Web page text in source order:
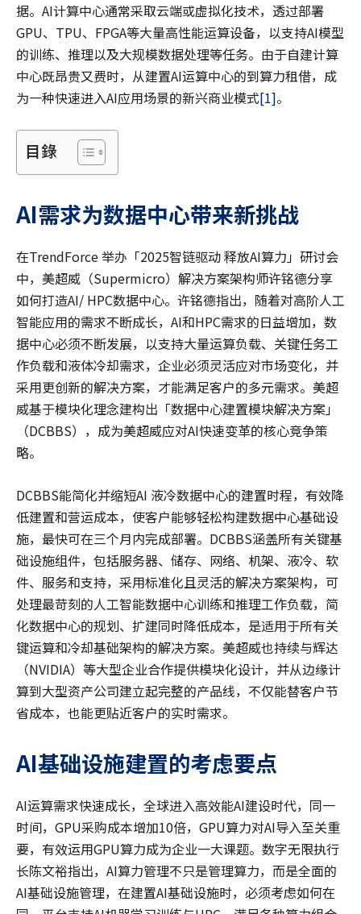
据。AI计算中心通常采取云端或虚拟化技术，透过部署
GPU、TPU、FPGA等大量高性能运算设备，以支持AI模型
的训练、推理以及大规模数据处理等任务。由于自建计算
中心既昂贵又费时，从建置AI运算中心的到算力租借，成
为一种快速进入AI应用场景的新兴商业模式[1]。
目錄
AI需求为数据中心带来新挑战
在TrendForce 举办「2025智链驱动 释放AI算力」研讨会
中，美超威（Supermicro）解决方案架构师许铭德分享
如何打造AI/ HPC数据中心。许铭德指出，随着对高阶人工
智能应用的需求不断成长，AI和HPC需求的日益增加，数
据中心必须不断发展，以支持大量运算负载、关键任务工
作负载和液体冷却需求，企业必须灵活应对市场变化，并
采用更创新的解决方案，才能满足客户的多元需求。美超
威基于模块化理念建构出「数据中心建置模块解决方案」
（DCBBS），成为美超威应对AI快速变革的核心竞争策
略。
DCBBS能简化并缩短AI 液冷数据中心的建置时程，有效降
低建置和营运成本，使客户能够轻松构建数据中心基础设
施，最快可在三个月内完成部署。DCBBS涵盖所有关键基
础设施组件，包括服务器、储存、网络、机架、液冷、软
件、服务和支持，采用标准化且灵活的解决方案架构，可
处理最苛刻的人工智能数据中心训练和推理工作负载，简
化数据中心的规划、扩建同时降低成本，是适用于所有关
键运算和冷却基础架构的解决方案。美超威也持续与辉达
（NVIDIA）等大型企业合作提供模块化设计，并从边缘计
算到大型资产公司建立起完整的产品线，不仅能替客户节
省成本，也能更贴近客户的实时需求。
AI基础设施建置的考虑要点
AI运算需求快速成长，全球进入高效能AI建设时代，同一
时间，GPU采购成本增加10倍，GPU算力对AI导入至关重
要，有效运用GPU算力成为企业一大课题。数字无限执行
长陈文裕指出，AI算力管理不只是管理算力，而是全面的
AI基础设施管理，在建置AI基础设施时，必须考虑如何在